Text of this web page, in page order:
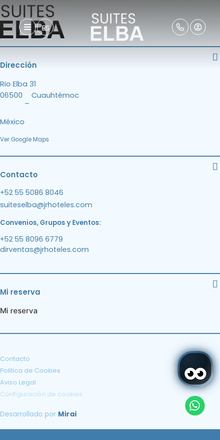
ES
Dirección
Rio Elba 31
06500
–
Cuauhtémoc
México
Ver Google Maps
Contacto
+52 55 5086 8046
suiteselba@jrhoteles.com
Convenios, Grupos y Eventos:
+52 55 8096 6779
dirventas@jrhoteles.com
Mi reserva
Mi reserva
Contacto
Politica de Cookies
Aviso Legal
Configuración de cookies
Desarrollado por Mirai